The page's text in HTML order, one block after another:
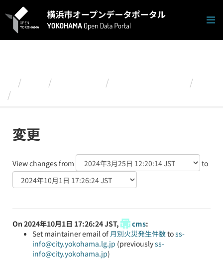
キ
変更
View changes from to
On 2024年10月1日 17:26:24 JST, cms:
Set maintainer email of 月別火災発生件数toss-
info@city.yokohama.lg.jp (previouslyss-
info@city.yokohama.jp)